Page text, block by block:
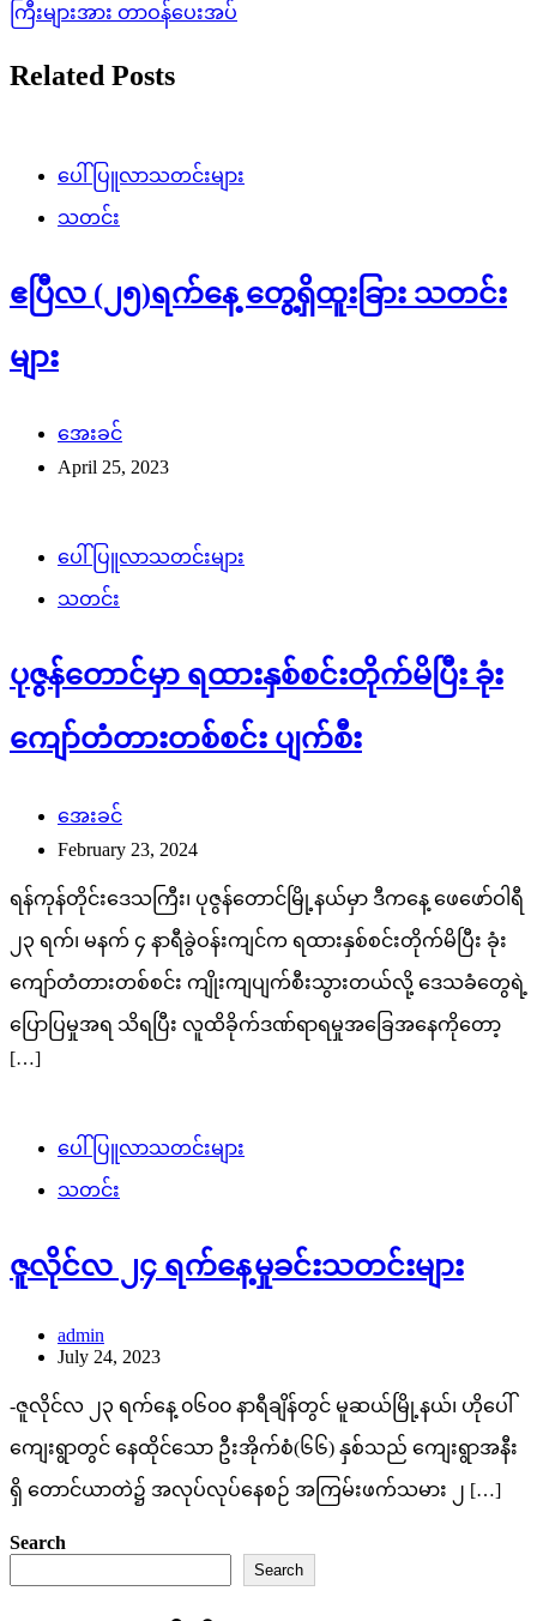
ကြီးများအား တာဝန်ပေးအပ်
Related Posts
ပေါ်ပြူလာသတင်းများ
သတင်း
ဧပြီလ (၂၅)ရက်နေ့ တွေ့ရှိထူးခြား သတင်း
များ
အေးခင်
April 25, 2023
ပေါ်ပြူလာသတင်းများ
သတင်း
ပုဇွန်တောင်မှာ ရထားနှစ်စင်းတိုက်မိပြီး ခုံး
ကျော်တံတားတစ်စင်း ပျက်စီး
အေးခင်
February 23, 2024
ရန်ကုန်တိုင်းဒေသကြီး၊ ပုဇွန်တောင်မြို့နယ်မှာ ဒီကနေ့ ဖေဖော်ဝါရီ
၂၃ ရက်၊ မနက် ၄ နာရီခွဲဝန်းကျင်က ရထားနှစ်စင်းတိုက်မိပြီး ခုံး
ကျော်တံတားတစ်စင်း ကျိုးကျပျက်စီးသွားတယ်လို့ ဒေသခံတွေရဲ့
ပြောပြမှုအရ သိရပြီး လူထိခိုက်ဒဏ်ရာရမှုအခြေအနေကိုတော့
[…]
ပေါ်ပြူလာသတင်းများ
သတင်း
ဇူလိုင်လ ၂၄ ရက်နေ့မှုခင်းသတင်းများ
admin
July 24, 2023
-ဇူလိုင်လ ၂၃ ရက်နေ့ ၀၆၀၀ နာရီချိန်တွင် မူဆယ်မြို့နယ်၊ ဟိုပေါ်
ကျေးရွာတွင် နေထိုင်သော ဦးအိုက်စံ(၆၆) နှစ်သည် ကျေးရွာအနီး
ရှိ တောင်ယာတဲ၌ အလုပ်လုပ်နေစဉ် အကြမ်းဖက်သမား ၂ […]
Search
Search